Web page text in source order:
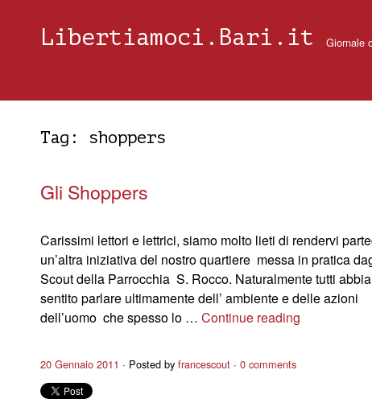
Libertiamoci.Bari.it Giornale
Tag: shoppers
Gli Shoppers
Carissimi lettori e lettrici, siamo molto lieti di rendervi
un’altra iniziativa del nostro quartiere messa in pratica
Scout della Parrocchia S. Rocco. Naturalmente tutti
sentito parlare ultimamente dell’ ambiente e delle azioni
dell’uomo che spesso lo … Continue reading
20 Gennaio 2011 Posted by francescout 0 comments